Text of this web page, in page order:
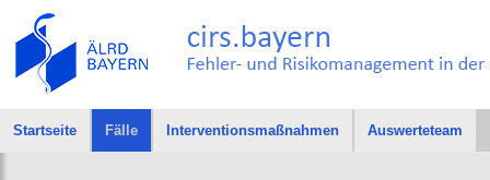
Startseite Fälle Interventionsmaßnahmen Auswerteteam